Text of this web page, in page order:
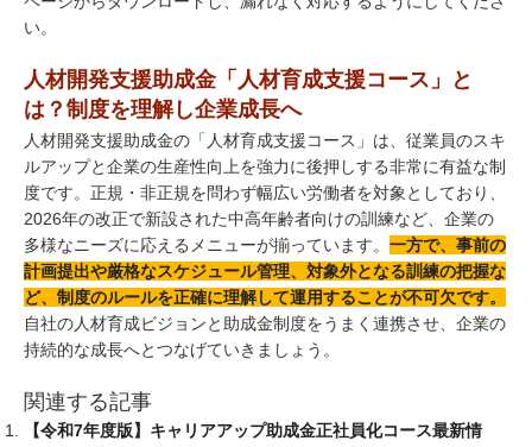
い。
人材開発支援助成金「人材育成支援コース」と
は？制度を理解し企業成長へ
人材開発支援助成金の「人材育成支援コース」は、従業員のスキ
ルアップと企業の生産性向上を強力に後押しする非常に有益な制
度です。正規・非正規を問わず幅広い労働者を対象としており、
2026年の改正で新設された中高年齢者向けの訓練など、企業の
多様なニーズに応えるメニューが揃っています。 一方で、事前の
計画提出や厳格なスケジュール管理、対象外となる訓練の把握な
ど、制度のルールを正確に理解して運用することが不可欠です。
自社の人材育成ビジョンと助成金制度をうまく連携させ、企業の
持続的な成長へとつなげていきましょう。
関連する記事
【令和7年度版】キャリアアップ助成金正社員化コース最新情